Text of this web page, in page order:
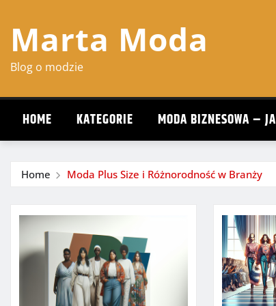
content
Marta Moda
Blog o modzie
HOME KATEGORIE MODA BIZNESOWA –
Home Moda Plus Size i Różnorodność w Branży